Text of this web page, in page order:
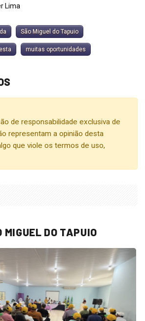
Lima
São Miguel do Tapuio
muitas oportunidades
de responsabilidade exclusiva de
representam a opinião desta
que viole os termos de uso,
MIGUEL DO TAPUIO